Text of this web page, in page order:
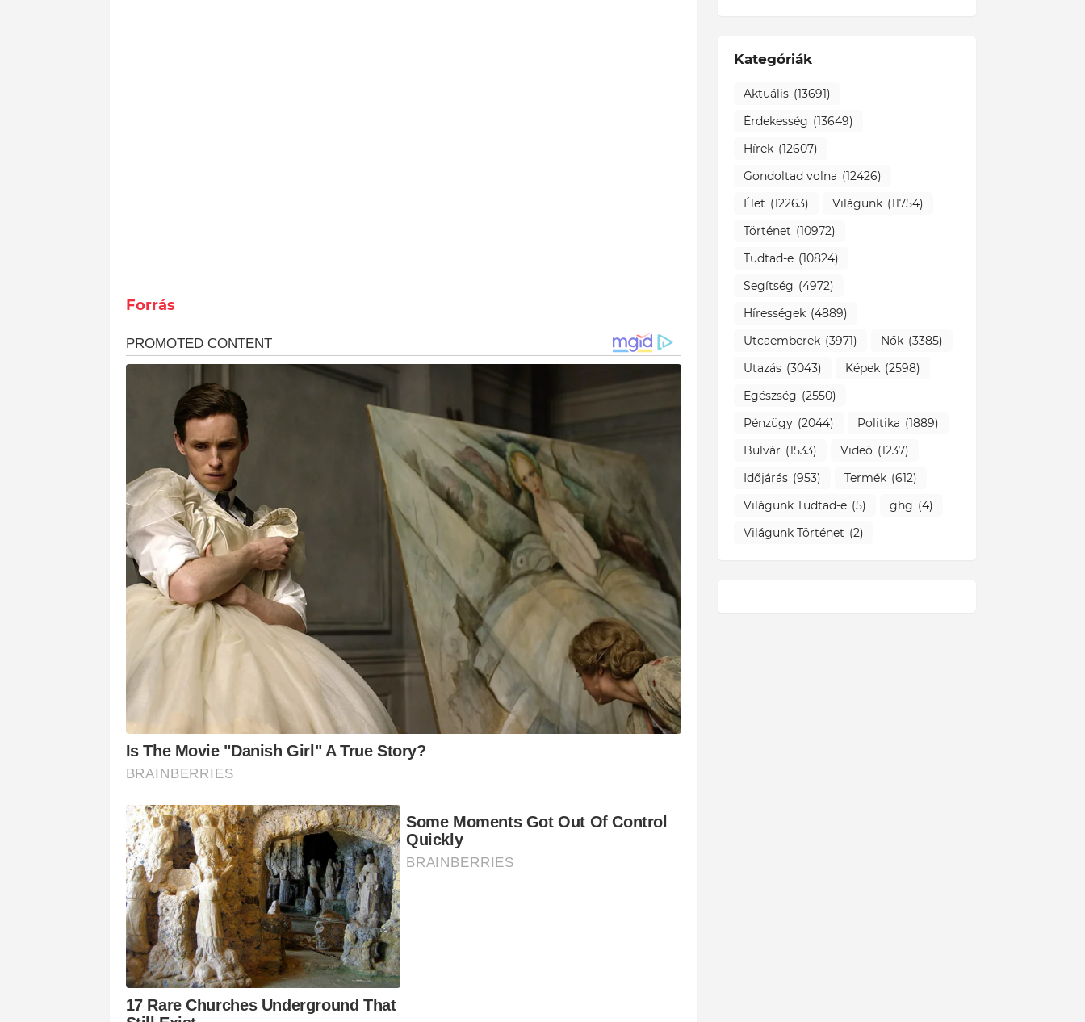
Forrás
Kategóriák
Aktuális (13691)
Érdekesség (13649)
Hírek (12607)
Gondoltad volna (12426)
Élet (12263) Világunk (11754)
Történet (10972)
Tudtad-e (10824)
Segítség (4972)
Hírességek (4889)
Utcaemberek (3971) Nők (3385)
Utazás (3043) Képek (2598)
Egészség (2550)
Pénzügy (2044) Politika (1889)
Bulvár (1533) Videó (1237)
Időjárás (953) Termék (612)
Világunk Tudtad-e (5) ghg (4)
Világunk Történet (2)